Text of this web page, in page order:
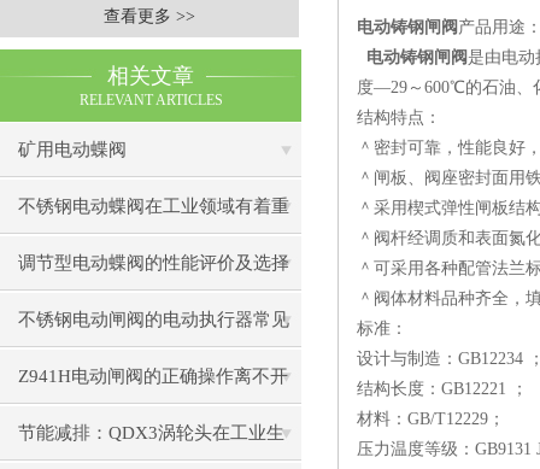
查看更多 >>
相关文章
RELEVANT ARTICLES
矿用电动蝶阀
不锈钢电动蝶阀在工业领域有着重
要作用
调节型电动蝶阀的性能评价及选择
指南
不锈钢电动闸阀的电动执行器常见
形式
Z941H电动闸阀的正确操作离不开
理论的认识
节能减排：QDX3涡轮头在工业生
电动铸钢闸阀 产品用途
电动铸钢闸阀是由电动
度—29～600℃的石油、
结构特点：
＾密封可靠，性能良好
＾闸板、阀座密封面用
＾采用楔式弹性闸板结
＾阀杆经调质和表面氮
＾可采用各种配管法兰
＾阀体材料品种齐全，
标准：
设计与制造：GB12234
结构长度：GB12221 ；
材料：GB/T12229；
压力温度等级：GB9131